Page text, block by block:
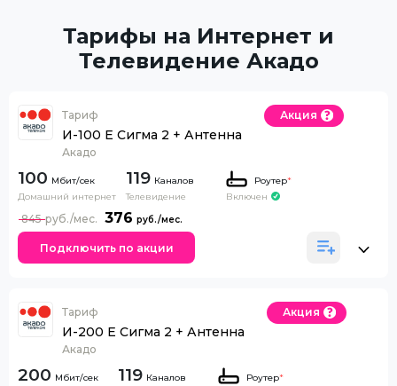
Тарифы на Интернет и
Телевидение Акадо
Тариф
И-100 Е Сигма 2 + Антенна
Акадо
Акция
100
Домашний интернет
119 Каналов
Телевидение
Роутер*
Включен
376
845
Подключить по акции
Тариф
И-200 Е Сигма 2 + Антенна
Акадо
Акция
200 119 Каналов
Роутер*